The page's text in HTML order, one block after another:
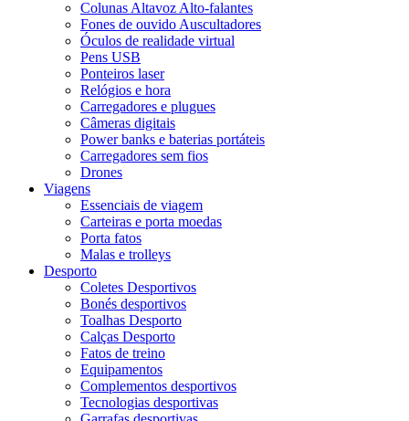
Colunas Altavoz Alto-falantes
Fones de ouvido Auscultadores
Óculos de realidade virtual
Pens USB
Ponteiros laser
Relógios e hora
Carregadores e plugues
Câmeras digitais
Power banks e baterias portáteis
Carregadores sem fios
Drones
Viagens
Essenciais de viagem
Carteiras e porta moedas
Porta fatos
Malas e trolleys
Desporto
Coletes Desportivos
Bonés desportivos
Toalhas Desporto
Calças Desporto
Fatos de treino
Equipamentos
Complementos desportivos
Tecnologias desportivas